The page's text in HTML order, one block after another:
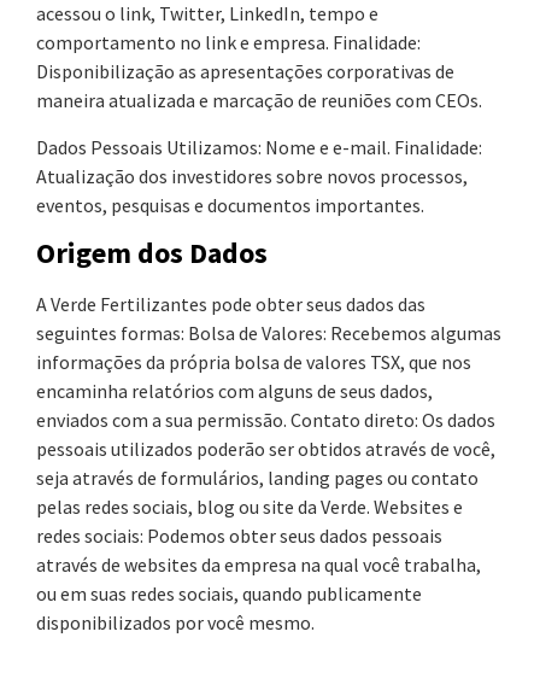
acessou o link, Twitter, LinkedIn, tempo e
comportamento no link e empresa. Finalidade:
Disponibilização as apresentações corporativas de
maneira atualizada e marcação de reuniões com CEOs.
Dados Pessoais Utilizamos: Nome e e-mail. Finalidade:
Atualização dos investidores sobre novos processos,
eventos, pesquisas e documentos importantes.
Origem dos Dados
A Verde Fertilizantes pode obter seus dados das
seguintes formas: Bolsa de Valores: Recebemos algumas
informações da própria bolsa de valores TSX, que nos
encaminha relatórios com alguns de seus dados,
enviados com a sua permissão. Contato direto: Os dados
pessoais utilizados poderão ser obtidos através de você,
seja através de formulários, landing pages ou contato
pelas redes sociais, blog ou site da Verde. Websites e
redes sociais: Podemos obter seus dados pessoais
através de websites da empresa na qual você trabalha,
ou em suas redes sociais, quando publicamente
disponibilizados por você mesmo.